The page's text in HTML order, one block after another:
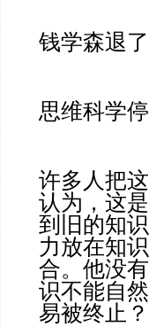
钱学森退了
思维科学停
许多人把
认为，这
到旧的知
力放在知
合。他没
识不能自
易被终止？